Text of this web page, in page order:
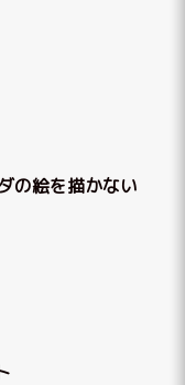
の絵を描かない